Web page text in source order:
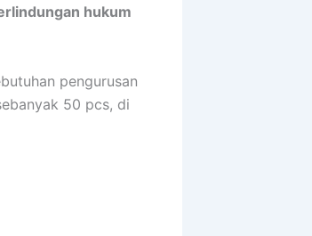
hukum
pengurusan
50 pcs, di